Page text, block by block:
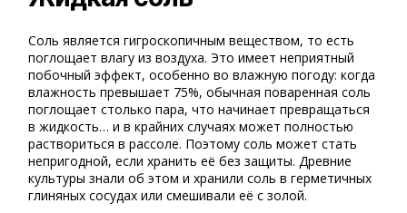
Соль является гигроскопичным веществом, то есть
поглощает влагу из воздуха. Это имеет неприятный
побочный эффект, особенно во влажную погоду: когда
влажность превышает 75%, обычная поваренная соль
поглощает столько пара, что начинает превращаться
в жидкость… и в крайних случаях может полностью
раствориться в рассоле. Поэтому соль может стать
непригодной, если хранить её без защиты. Древние
культуры знали об этом и хранили соль в герметичных
глиняных сосудах или смешивали её с золой.